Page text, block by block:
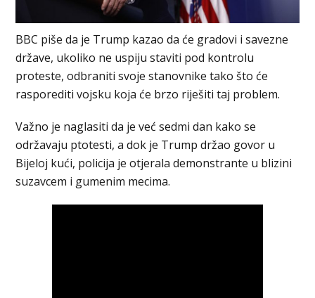
BBC piše da je Trump kazao da će gradovi i savezne
države, ukoliko ne uspiju staviti pod kontrolu
proteste, odbraniti svoje stanovnike tako što će
rasporediti vojsku koja će brzo riješiti taj problem.
Važno je naglasiti da je već sedmi dan kako se
održavaju ptotesti, a dok je Trump držao govor u
Bijeloj kući, policija je otjerala demonstrante u blizini
suzavcem i gumenim mecima.